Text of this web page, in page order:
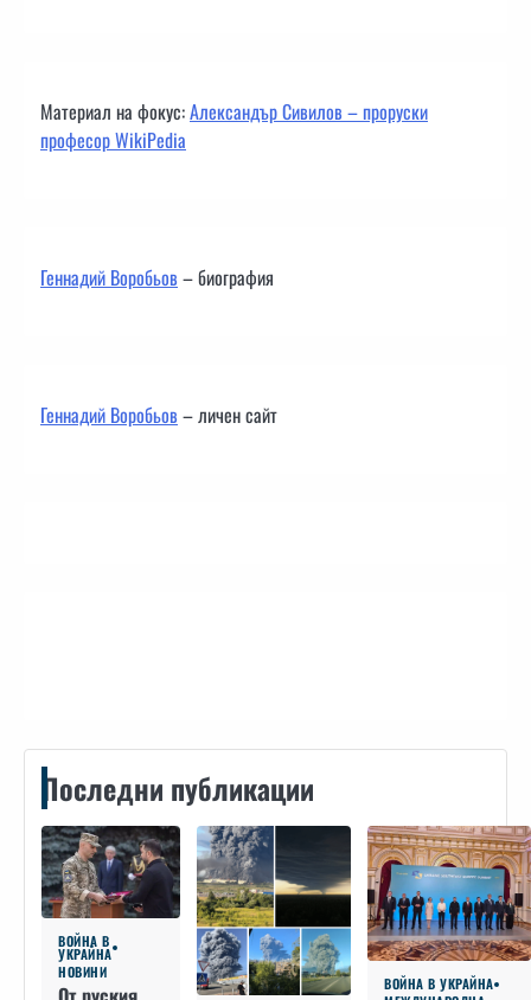
Материал на фокус:Александър Сивилов – проруски
професор WikiPedia
Геннадий Воробьов– биография
Геннадий Воробьов– личен сайт
Последни публикации
ВОЙНА В
УКРАЙНА
НОВИНИ
ВОЙНА В УКРАЙНА